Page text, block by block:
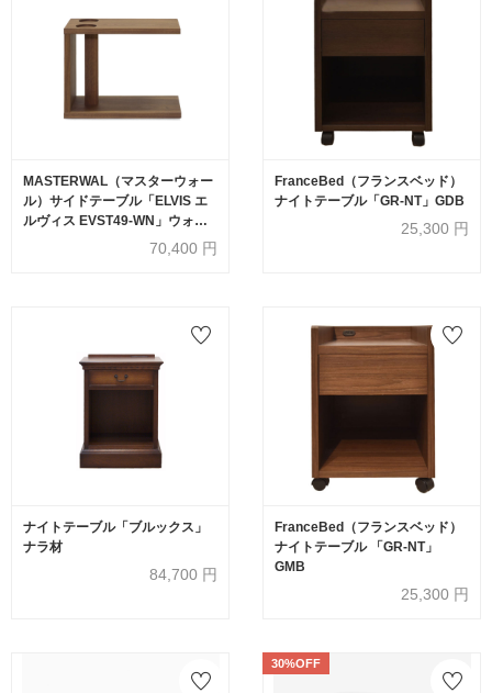
MASTERWAL（マスターウォー
ル）サイドテーブル「ELVIS エ
ルヴィス EVST49-WN」ウォー
ルナット材 オイル仕上げ【受注
70,400 円
FranceBed（フランスベッド）
ナイトテーブル「GR-NT」GDB
25,300 円
ナイトテーブル「ブルックス」
ナラ材
84,700 円
FranceBed（フランスベッド）
ナイトテーブル 「GR-NT」
GMB
25,300 円
30%OFF